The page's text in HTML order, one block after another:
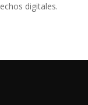
digitales.